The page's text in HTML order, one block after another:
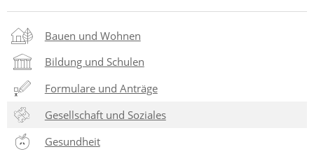
Bauen und Wohnen
Bildung und Schulen
Formulare und Anträge
Gesellschaft und Soziales
Gesundheit